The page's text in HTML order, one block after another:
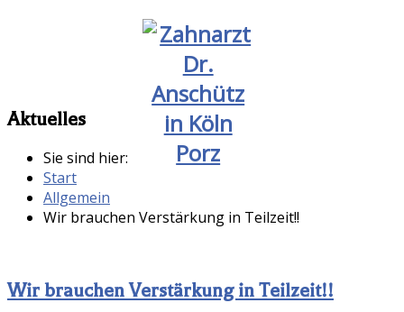
Aktuelles
Sie sind hier:
Start
Allgemein
Wir brauchen Verstärkung in Teilzeit!!
Wir brauchen Verstärkung in Teilzeit!!